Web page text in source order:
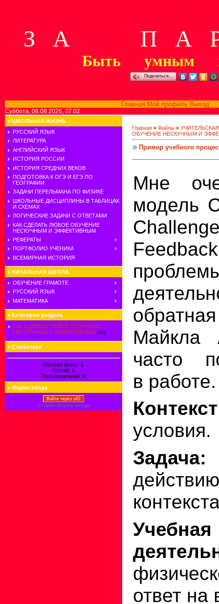
З А П А Р
Быть умным
Поделиться…
Главная Мой профиль Выход
Суббота, 08.08.2026, 07:02
» ШКОЛЬНАЯ ЖИЗНЬ
РУССКИЙ ЯЗЫК
ЛИТЕРАТУРА
АНГЛИЙСКИЙ ЯЗЫК
ИСТОРИЯ РОССИИ
ИСТОРИЯ СРЕДНИХ ВЕКОВ
ПОДГОТОВКА К ОГЭ И ЕГЭ ПО
ГЕОГРАФИИ
ЗАДАЧИ ПЕРЕЛЬМАНА ПО ФИЗИКЕ
ШКОЛЬНЫЕ ДИСЦИПЛИНЫ В ТАБЛИЦАХ
И СХЕМАХ
ЛОГИЧЕСКИЕ ЗАДАЧИ С ОТВЕТАМИ
КАК СДЕЛАТЬ ЛЮБОЕ ОБУЧЕНИЕ
НЕСКУЧНЫМ И ЭФФЕКТИВНЫМ
РЕФЕРАТЫ
ПОРТФОЛИО УЧЕНИКА
ВСЕМИРНАЯ ИСТОРИЯ
» НАЧАЛЬНАЯ ШКОЛА
ОБУЧЕНИЕ ГРАМОТЕ
РУССКИЙ ЯЗЫК
МАТЕМАТИКА
» Категории раздела
КАК СДЕЛАТЬ ЛЮБОЕ ОБУЧЕНИЕ
НЕСКУЧНЫМ И ЭФФЕКТИВНЫМ [33]
» Статистика
Онлайн всего: 1
Гостей: 1
Пользователей: 0
» Форма входа
Войти через uID
Старая форма входа
Главная » Файлы » УЧИТЕЛЬСКАЯ
ОБУЧЕНИЕ НЕСКУЧНЫМ И
Пример учебного
Мне
модель
часто
в работе.
условия.
Задача:
Учебная
ответ на